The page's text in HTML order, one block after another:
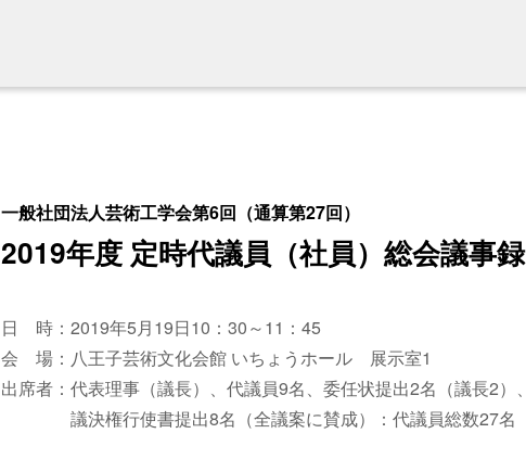
一般社団法人芸術工学会第6回（通算第27回）
2019年度 定時代議員（社員）総会議事録
日 時：2019年5月19日10：30～11：45
会 場：八王子芸術文化会館 いちょうホール 展示室1
出席者：代表理事（議長）、代議員9名、委任状提出2名（議長2）、
議決権行使書提出8名（全議案に賛成）：代議員総数27名